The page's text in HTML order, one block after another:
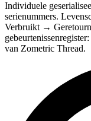
Individuele
serienummers.
Verbruikt →
van Zometric Thread.